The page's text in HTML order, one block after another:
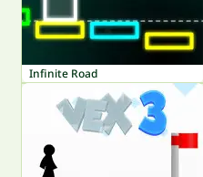
Infinite Road